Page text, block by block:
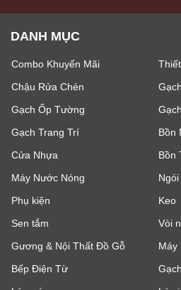
DANH MỤC
Combo Khuyến Mãi
Chậu Rửa Chén
Gạch Ốp Tường
Gạch Trang Trí
Bồn
Cửa Nhựa
Bồn
Máy Nước Nóng
Phụ kiện
Keo
Sen tắm
Vòi
Gương & Nội Thất Đồ Gỗ
Máy
Bếp Điện Từ